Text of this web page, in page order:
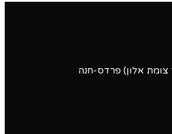
צומת אלון) פרדס-חנה